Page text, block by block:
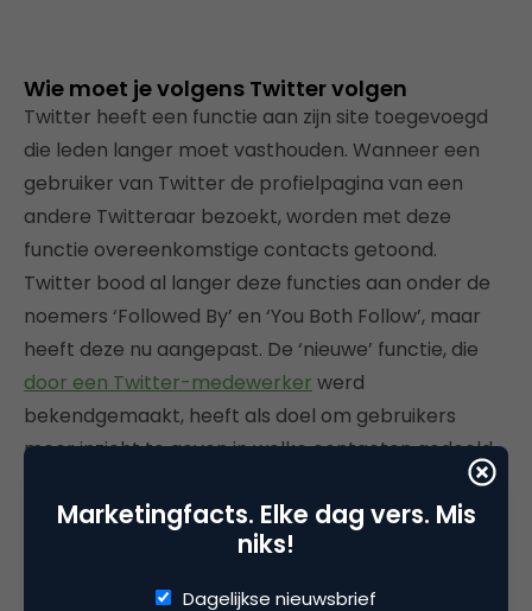
Wie moet je volgens Twitter volgen
Twitter heeft een functie aan zijn site toegevoegd
die leden langer moet vasthouden. Wanneer een
gebruiker van Twitter de profielpagina van een
andere Twitteraar bezoekt, worden met deze
functie overeenkomstige contacts getoond.
Twitter bood al langer deze functies aan onder de
noemers ‘Followed By’ en ‘You Both Follow’, maar
heeft deze nu aangepast. De ‘nieuwe’ functie, die
door een Twitter-medewerker werd
bekendgemaakt, heeft als doel om gebruikers
meer inzicht te geven in welke contacten gedeeld
nieuwe gebruikers via de Connection-feature
sneller nieuwe contacten aan hun profiel
Marketingfacts. Elke dag vers. Mis
niks!
Dagelijkse nieuwsbrief